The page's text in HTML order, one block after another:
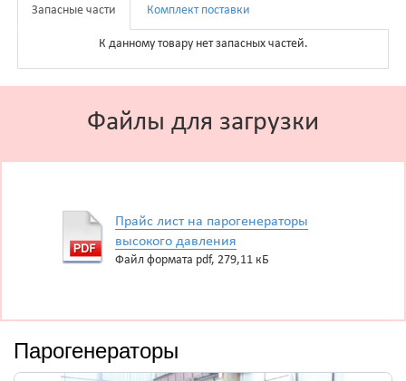
Запасные части Комплект поставки
К данному товару нет запасных частей.
Файлы для загрузки
Прайс лист на парогенераторы
высокого давления
Файл формата pdf, 279,11 кБ
Парогенераторы